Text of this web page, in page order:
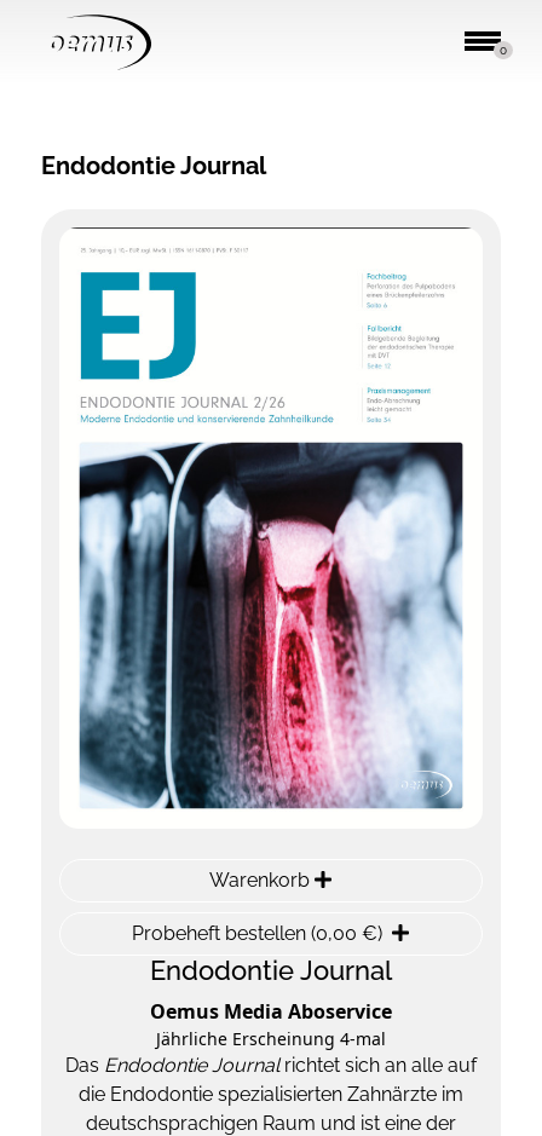
0
Endodontie Journal
Warenkorb
Probeheft bestellen (0,00 €)
Endodontie Journal
Oemus Media Aboservice
Jährliche Erscheinung 4-mal
Das Endodontie Journalrichtet sich an alle auf
die Endodontie spezialisierten Zahnärzte im
deutschsprachigen Raum und ist eine der